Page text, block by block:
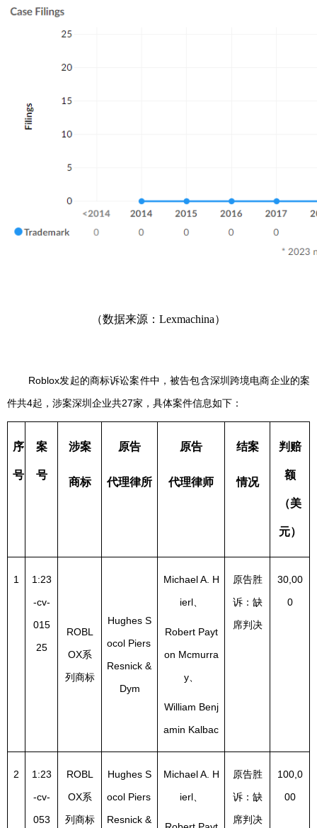
（数据来源：Lexmachina）
Roblox发起的商标诉讼案件中，被告包含深圳跨境电商企业的案
件共4起，涉案深圳企业共27家，具体案件信息如下：
序
号
案
号
涉案
商标
原告
代理律所
原告
代理律师
结案
情况
判赔
额
（美
元）
1
1:23
-cv-
015
25
ROBL
OX系
列商标
Hughes S
ocol Piers
Resnick &
Dym
Michael A. H
ierl、
Robert Payt
on Mcmurra
y、
William Benj
amin Kalbac
原告胜
诉：缺
席判决
30,00
0
2
1:23
-cv-
053
ROBL
OX系
列商标
Hughes S
ocol Piers
Resnick &
Michael A. H
ierl、
原告胜
诉：缺
席判决
100,0
00